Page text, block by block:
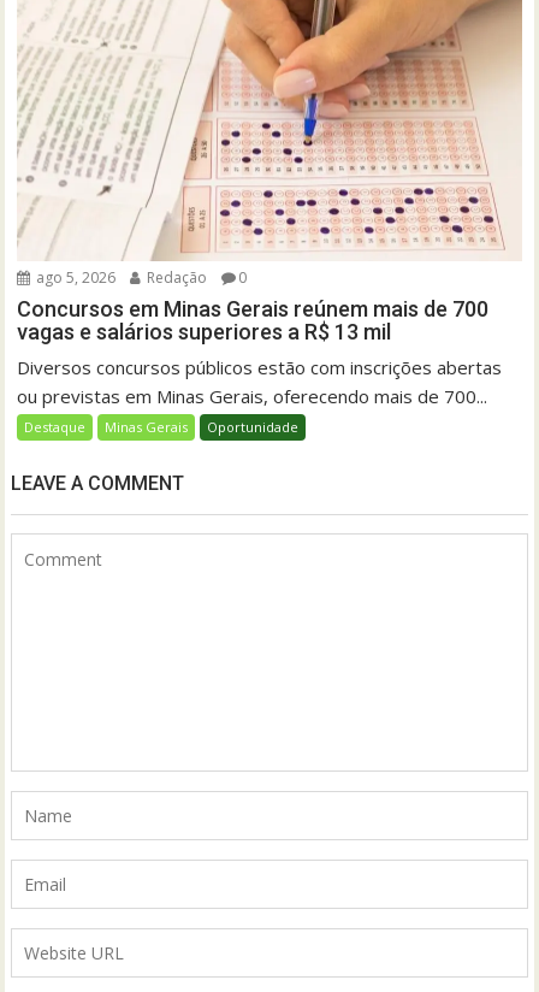
ago 5, 2026 Redação 0
Concursos em Minas Gerais reúnem mais de 700
vagas e salários superiores a R$ 13 mil
Diversos concursos públicos estão com inscrições abertas
ou previstas em Minas Gerais, oferecendo mais de 700...
Destaque Minas Gerais Oportunidade
LEAVE A COMMENT